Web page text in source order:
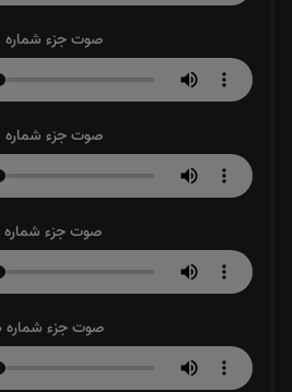
صوت جزء شماره 7
صوت جزء شماره 8
صوت جزء شماره 9
صوت جزء شماره 10